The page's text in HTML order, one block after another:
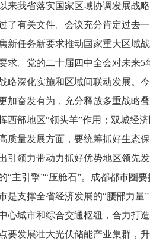
我省落实国家区域协调发展战略
了有关文件。会议充分肯定过去
任务新要求推动国家重大区域战
求。党的二十届四中全会对未来
略深化实施和区域间联动发展。
加奋发有为，充分释放多重战略
西部地区“领头羊”作用；双城经
质量发展方面，要统筹抓好生态
领力带动力抓好优势地区领先发
“主引擎”“压舱石”。成都都市圈
是支撑全省经济发展的“腰部力
心城市和综合交通枢纽，合力打
要发展壮大光伏储能产业集群，